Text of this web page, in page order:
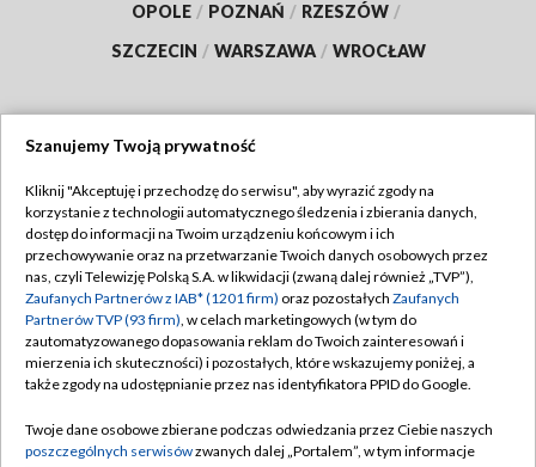
OPOLE / POZNAŃ / RZESZÓW /
SZCZECIN / WARSZAWA / WROCŁAW
TVP
Abonament TVP
Emisja w TVP
Centrum informacji TVP
Naziemna Telewizja Cyfrowa
Rada Programowa
Regulamin TVP
Polityka prywatności
Moje zgody
Pomoc
Kontakt
Szanujemy Twoją prywatność
Kliknij "Akceptuję i przechodzę do serwisu", aby wyrazić zgody na
korzystanie z technologii automatycznego śledzenia i zbierania danych,
dostęp do informacji na Twoim urządzeniu końcowym i ich
przechowywanie oraz na przetwarzanie Twoich danych osobowych przez
nas, czyli Telewizję Polską S.A. w likwidacji (zwaną dalej również „TVP”),
Zaufanych Partnerów z IAB* (1201 firm) oraz pozostałych Zaufanych
Partnerów TVP (93 firm), w celach marketingowych (w tym do
zautomatyzowanego dopasowania reklam do Twoich zainteresowań i
mierzenia ich skuteczności) i pozostałych, które wskazujemy poniżej, a
także zgody na udostępnianie przez nas identyfikatora PPID do Google.
Twoje dane osobowe zbierane podczas odwiedzania przez Ciebie naszych
poszczególnych serwisówzwanych dalej „Portalem”, w tym informacje